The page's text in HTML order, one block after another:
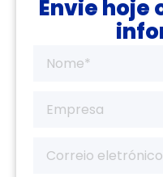
Envie hoje